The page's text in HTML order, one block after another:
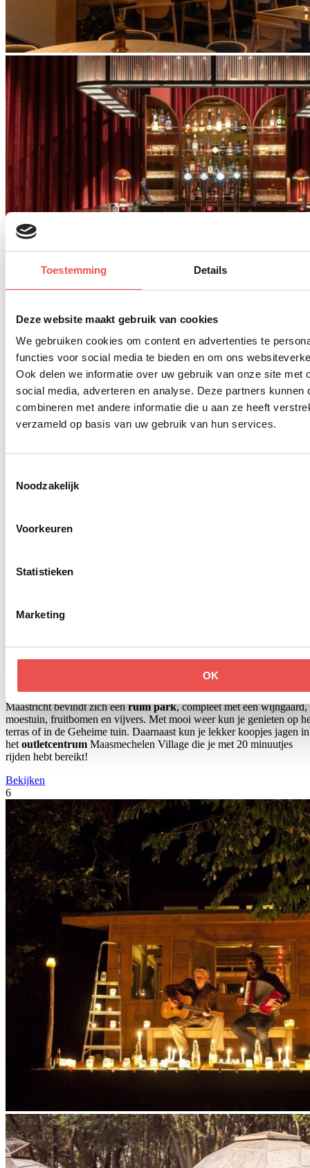
Toestemming Details
Deze website maakt gebruik van cookies
We gebruiken cookies om content en advertenties te
functies voor social media te bieden en om ons
Ook delen we informatie over uw gebruik van onze site met
social media, adverteren en analyse. Deze partners kunnen
combineren met andere informatie die u aan ze heeft
verzameld op basis van uw gebruik van hun services.
Noodzakelijk
Voorkeuren
Statistieken
Marketing
OK
Buitenplaats Vaeshartelt
In dit geweldig ingerichte
hotel metrijke historie, kom je helemaal tot rust! Rondom dit hotel in
Maastricht bevindt zich eenruim park, compleet met een wijngaard,
moestuin, fruitbomen en vijvers. Met mooi weer kun je genieten op
terras of in de Geheime tuin. Daarnaast kun je lekker koopjes jagen in
het outletcentrum Maasmechelen Village die je met 20 minuutjes
rijden hebt bereikt!
Bekijken
6